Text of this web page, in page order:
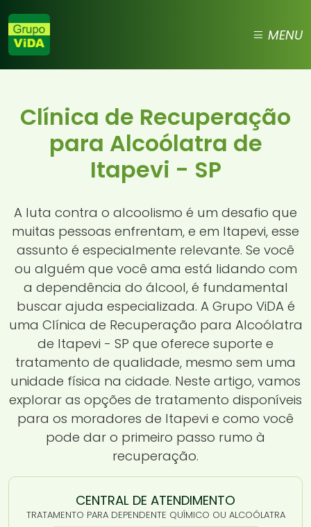
MENU
Clínica de Recuperação
para Alcoólatra de
Itapevi - SP
A luta contra o alcoolismo é um desafio que
muitas pessoas enfrentam, e em Itapevi, esse
assunto é especialmente relevante. Se você
ou alguém que você ama está lidando com
a dependência do álcool, é fundamental
buscar ajuda especializada. A Grupo ViDA é
uma Clínica de Recuperação para Alcoólatra
de Itapevi - SP que oferece suporte e
tratamento de qualidade, mesmo sem uma
unidade física na cidade. Neste artigo, vamos
explorar as opções de tratamento disponíveis
para os moradores de Itapevi e como você
pode dar o primeiro passo rumo à
recuperação.
CENTRAL DE ATENDIMENTO
TRATAMENTO PARA DEPENDENTE QUÍMICO OU ALCOÓLATRA